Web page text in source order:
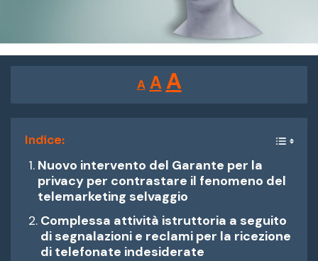
A
Reducir
tamaño
de
fuente.
A Restablecer
tamaño
de
AAumentar
tamaño
fuente.
Indice:
Nuovo intervento del Garante per la
privacy per contrastare il fenomeno del
telemarketing selvaggio
Complessa attività istruttoria a seguito
di segnalazioni e reclami per la ricezione
di telefonate indesiderate